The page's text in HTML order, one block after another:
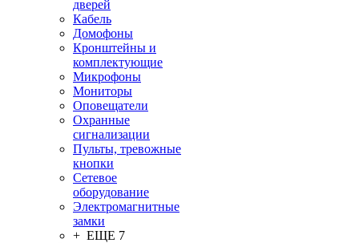
дверей
Кабель
Домофоны
Кронштейны и
комплектующие
Микрофоны
Мониторы
Оповещатели
Охранные
сигнализации
Пульты, тревожные
кнопки
Сетевое
оборудование
Электромагнитные
замки
+ ЕЩЕ 7